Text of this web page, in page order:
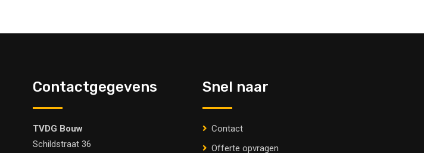
Contactgegevens
TVDG Bouw
Schildstraat 36
Snel naar
Contact
Offerte opvragen